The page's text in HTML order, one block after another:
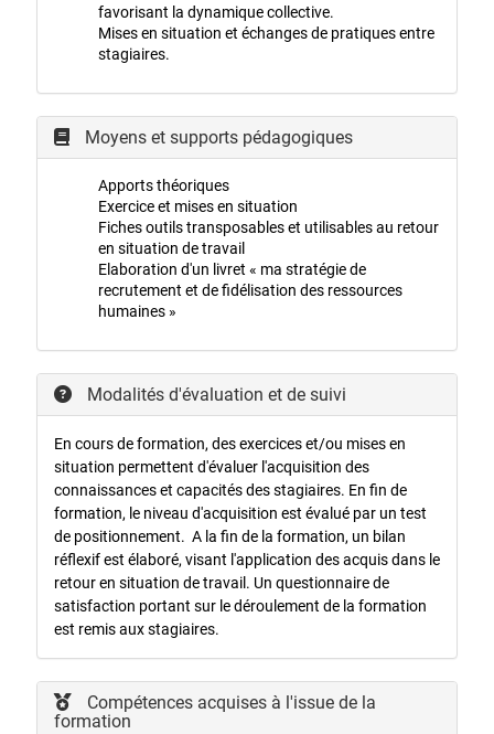
favorisant la dynamique collective.
Mises en situation et échanges de pratiques entre
stagiaires.
Moyens et supports pédagogiques
Apports théoriques
Exercice et mises en situation
Fiches outils transposables et utilisables au retour
en situation de travail
Elaboration d'un livret « ma stratégie de
recrutement et de fidélisation des ressources
humaines »
Modalités d'évaluation et de suivi
En cours de formation, des exercices et/ou mises en
situation permettent d'évaluer l'acquisition des
connaissances et capacités des stagiaires. En fin de
formation, le niveau d'acquisition est évalué par un test
de positionnement. A la fin de la formation, un bilan
réflexif est élaboré, visant l'application des acquis dans le
retour en situation de travail. Un questionnaire de
satisfaction portant sur le déroulement de la formation
est remis aux stagiaires.
Compétences acquises à l'issue de la
formation